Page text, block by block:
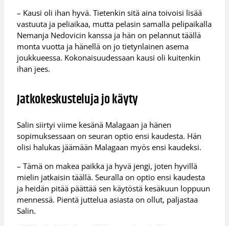
– Kausi oli ihan hyvä. Tietenkin sitä aina toivoisi lisää
vastuuta ja peliaikaa, mutta pelasin samalla pelipaikalla
Nemanja Nedovicin kanssa ja hän on pelannut täällä
monta vuotta ja hänellä on jo tietynlainen asema
joukkueessa. Kokonaisuudessaan kausi oli kuitenkin
ihan jees.
Jatkokeskusteluja jo käyty
Salin siirtyi viime kesänä Malagaan ja hänen
sopimuksessaan on seuran optio ensi kaudesta. Hän
olisi halukas jäämään Malagaan myös ensi kaudeksi.
– Tämä on makea paikka ja hyvä jengi, joten hyvillä
mielin jatkaisin täällä. Seuralla on optio ensi kaudesta
ja heidän pitää päättää sen käytöstä kesäkuun loppuun
mennessä. Pientä juttelua asiasta on ollut, paljastaa
Salin.